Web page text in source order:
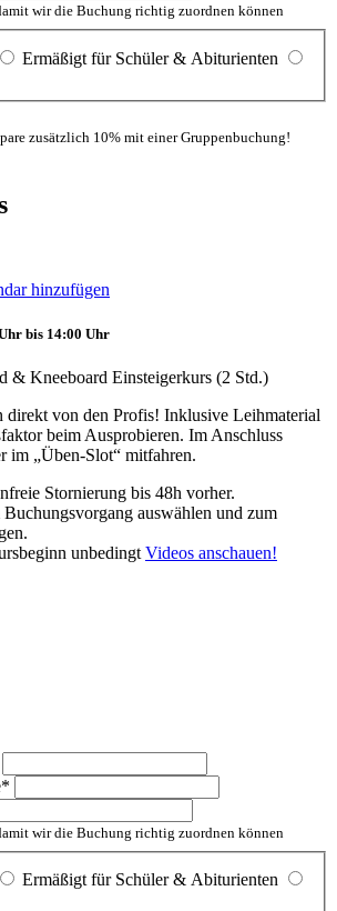
wir die Buchung richtig zuordnen können
Ermäßigt für Schüler & Abiturienten
zusätzlich 10% mit einer Gruppenbuchung!
hinzufügen
bis 14:00 Uhr
& Kneeboard Einsteigerkurs (2 Std.)
direkt von den Profis! Inklusive Leihmaterial
beim Ausprobieren. Im Anschluss
im „Üben-Slot“ mitfahren.
Stornierung bis 48h vorher.
auswählen und zum
unbedingt Videos anschauen!
*
wir die Buchung richtig zuordnen können
Ermäßigt für Schüler & Abiturienten